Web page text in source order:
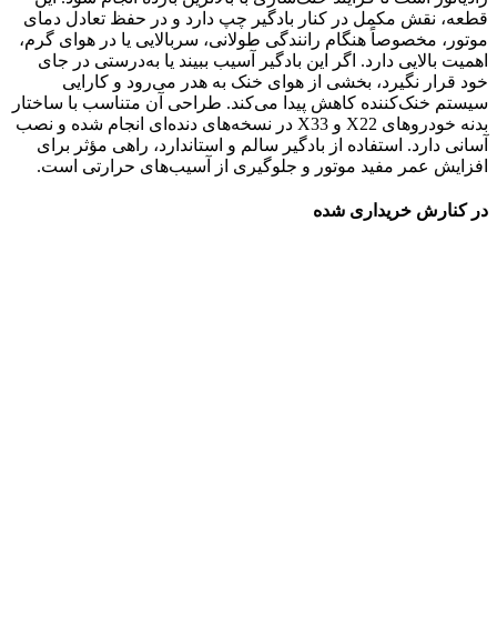
قطعه، نقش مکمل در کنار بادگیر چپ دارد و در حفظ تعادل دمای
موتور، مخصوصاً هنگام رانندگی طولانی، سربالایی یا در هوای گرم،
اهمیت بالایی دارد. اگر این بادگیر آسیب ببیند یا به‌درستی در جای
خود قرار نگیرد، بخشی از هوای خنک به هدر می‌رود و کارایی
سیستم خنک‌کننده کاهش پیدا می‌کند. طراحی آن متناسب با ساختار
بدنه خودروهای X22 و X33 در نسخه‌های دنده‌ای انجام شده و نصب
آسانی دارد. استفاده از بادگیر سالم و استاندارد، راهی مؤثر برای
افزایش عمر مفید موتور و جلوگیری از آسیب‌های حرارتی است.
در کنارش خریداری شده